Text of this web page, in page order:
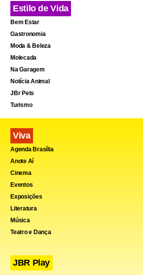
Estilo de Vida
Bem Estar
Gastronomia
Moda & Beleza
Molecada
Na Garagem
Notícia Animal
JBr Pets
Turismo
Viva
Agenda Brasília
Anote Aí
Cinema
Eventos
Exposições
Literatura
Música
Teatro e Dança
JBR Play